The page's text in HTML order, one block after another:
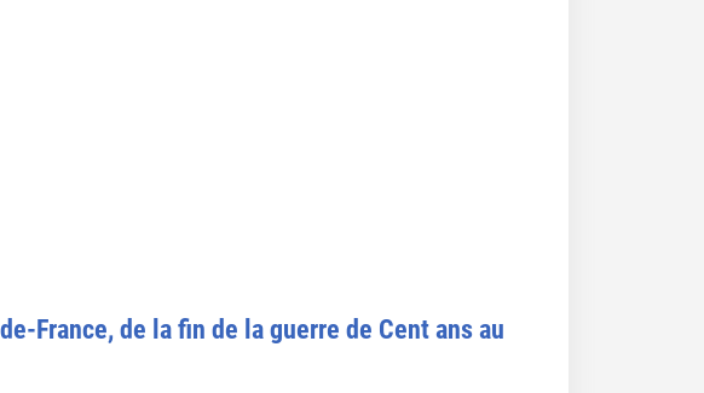
France, de la fin de la guerre de Cent ans au